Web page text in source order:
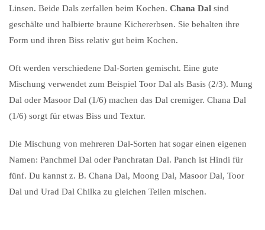
Linsen. Beide Dals zerfallen beim Kochen. Chana Dal sind
geschälte und halbierte braune Kichererbsen. Sie behalten ihre
Form und ihren Biss relativ gut beim Kochen.
Oft werden verschiedene Dal-Sorten gemischt. Eine gute
Mischung verwendet zum Beispiel Toor Dal als Basis (2/3). Mung
Dal oder Masoor Dal (1/6) machen das Dal cremiger. Chana Dal
(1/6) sorgt für etwas Biss und Textur.
Die Mischung von mehreren Dal-Sorten hat sogar einen eigenen
Namen: Panchmel Dal oder Panchratan Dal. Panch ist Hindi für
fünf. Du kannst z. B. Chana Dal, Moong Dal, Masoor Dal, Toor
Dal und Urad Dal Chilka zu gleichen Teilen mischen.